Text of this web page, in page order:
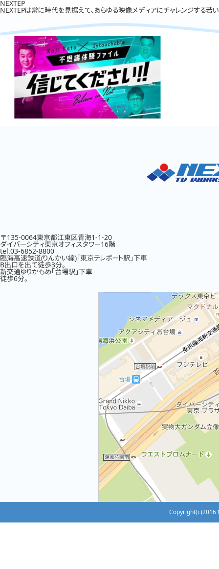
NEXTEP
NEXTEPは常に時代を見据えて、あらゆる映像メディアにチャレンジする若
〒135-0064東京都江東区青海1-1-20
ダイバーシティ東京オフィスタワー16階
tel.03-6852-8800
臨海高速鉄道(りんかい線)「東京テレポート駅」下車
B出口を出て徒歩3分。
新交通ゆりかもめ「台場駅」下車
徒歩6分。
Copyright(c)2016